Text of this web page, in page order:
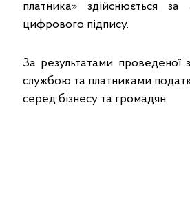
платника» здійснюється
цифрового підпису.
За результатами проведеної
службою та платниками
серед бізнесу та громадян.